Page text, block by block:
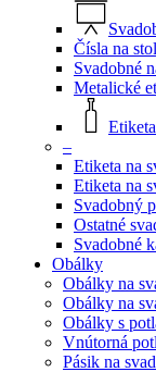
Čísla na
Svadobné
Metalické
–
Etiketa na
Etiketa na
Svadobný
Ostatné
Svadobné
Obálky
Obálky na
Obálky na
Obálky s
Vnútorná
Pásik na